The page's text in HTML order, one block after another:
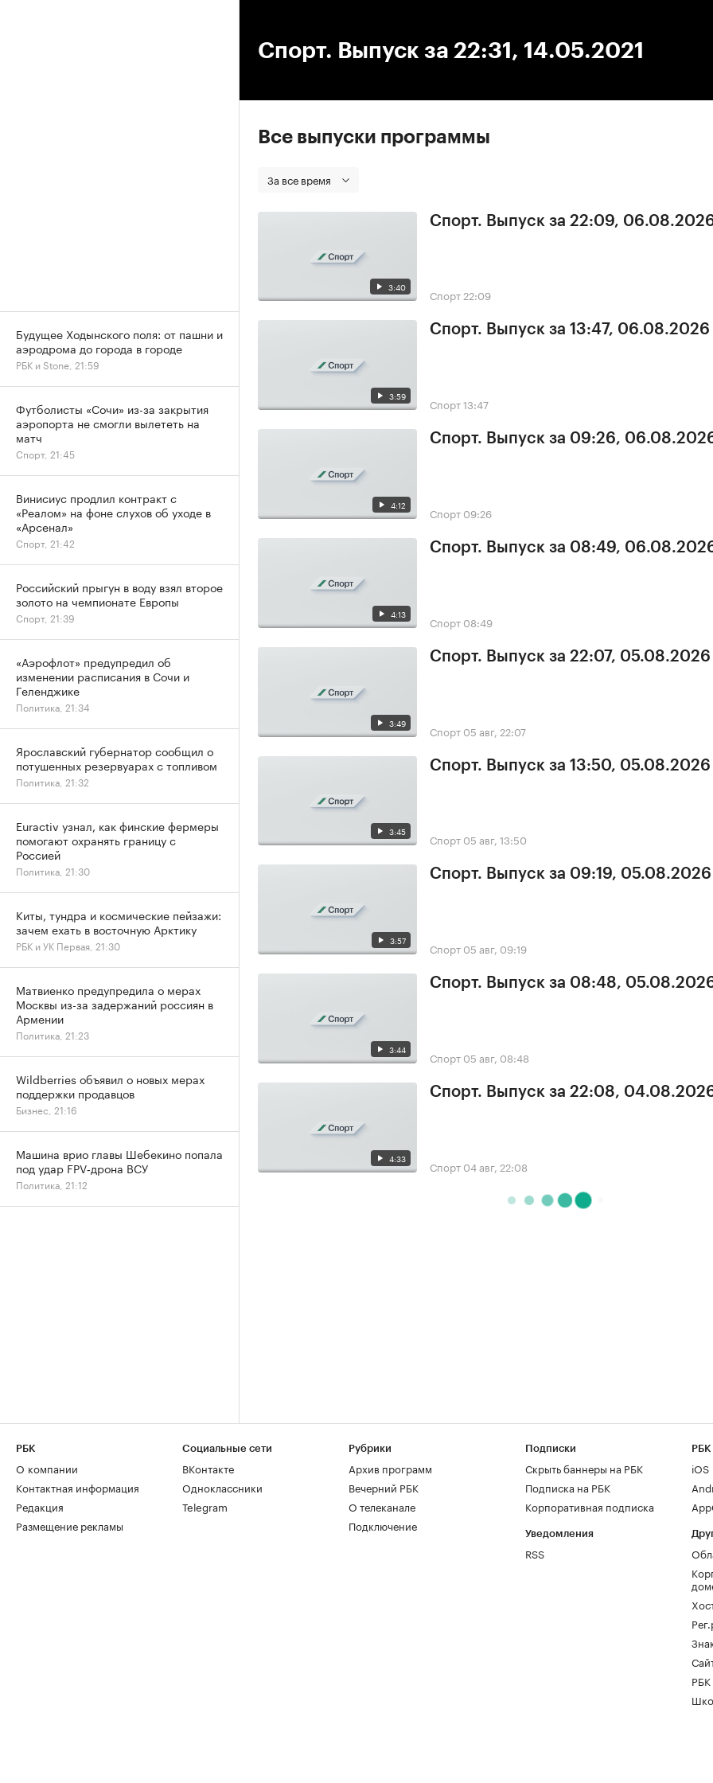
Спорт. Выпуск за 22:31, 14.05.2021
Все выпуски программы
За все время
3:40
Спорт. Выпуск за 22:09,
Спорт 22:09
3:59
Спорт. Выпуск за 13:47, 06.08.2026
Спорт13:47
4:12
Спорт. Выпуск за 09:26,
Спорт 09:26
4:13
Спорт. Выпуск за 08:49,
Спорт 08:49
3:49
Спорт. Выпуск за 22:07, 05.08.2026
Спорт 05 авг, 22:07
3:45
Спорт. Выпуск за 13:50, 05.08.2026
Спорт 05 авг, 13:50
3:57
Спорт. Выпуск за 09:19, 05.08.2026
Спорт 05 авг, 09:19
3:44
Спорт. Выпуск за 08:48,
Спорт 05 авг, 08:48
4:33
Спорт. Выпуск за 22:08,
Спорт 04 авг, 22:08
Будущее Ходынского поля: от пашни и
аэродрома до города в городе
РБК и Stone, 21:59
Футболисты «Сочи» из-за закрытия
аэропорта не смогли вылететь на
матч
Спорт, 21:45
Винисиус продлил контракт с
«Реалом» на фоне слухов об уходе в
«Арсенал»
Спорт, 21:42
Российский прыгун в воду взял второе
золото на чемпионате Европы
Спорт, 21:39
«Аэрофлот» предупредил об
изменении расписания в Сочи и
Геленджике
Политика, 21:34
Ярославский губернатор сообщил о
потушенных резервуарах с топливом
Политика, 21:32
Euractiv узнал, как финские фермеры
помогают охранять границу с
Россией
Политика, 21:30
Киты, тундра и космические пейзажи:
зачем ехать в восточную Арктику
РБК и УК Первая, 21:30
Матвиенко предупредила о мерах
Москвы из-за задержаний россиян в
Армении
Политика, 21:23
Wildberries объявил о новых мерах
поддержки продавцов
Бизнес, 21:16
Машина врио главы Шебекино попала
под удар FPV‑дрона ВСУ
Политика, 21:12
РБК
О компании
Контактная информация
Редакция
Размещение рекламы
Социальные сети
ВКонтакте
Одноклассники
Telegram
Рубрики
Архив программ
Вечерний РБК
О телеканале
Подключение
Подписки
Скрыть баннеры на РБК
Подписка на РБК
Корпоративная подписка
Уведомления
RSS
РБК
iOS